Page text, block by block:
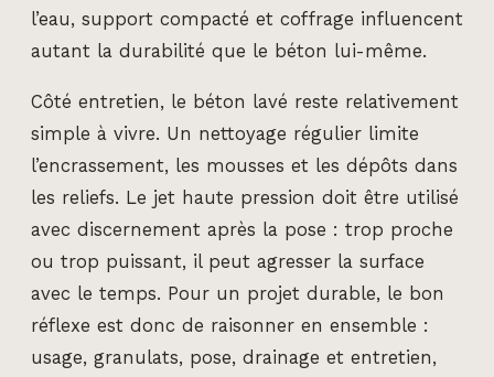
l’eau, support compacté et coffrage influencent
autant la durabilité que le béton lui-même.
Côté entretien, le béton lavé reste relativement
simple à vivre. Un nettoyage régulier limite
l’encrassement, les mousses et les dépôts dans
les reliefs. Le jet haute pression doit être utilisé
avec discernement après la pose : trop proche
ou trop puissant, il peut agresser la surface
avec le temps. Pour un projet durable, le bon
réflexe est donc de raisonner en ensemble :
usage, granulats, pose, drainage et entretien,